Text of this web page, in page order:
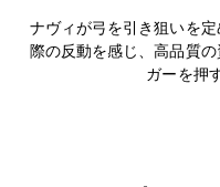
ナヴィが弓を引き狙いを
際の反動を感じ、高品質
ガーを押